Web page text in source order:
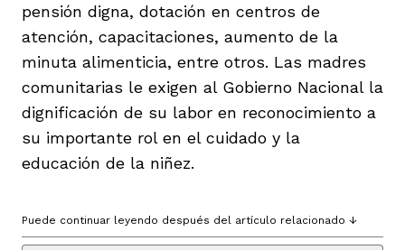
pensión digna, dotación en centros de
atención, capacitaciones, aumento de la
minuta alimenticia, entre otros. Las madres
comunitarias le exigen al Gobierno Nacional la
dignificación de su labor en reconocimiento a
su importante rol en el cuidado y la
educación de la niñez.
Puede continuar leyendo después del artículo relacionado ↓